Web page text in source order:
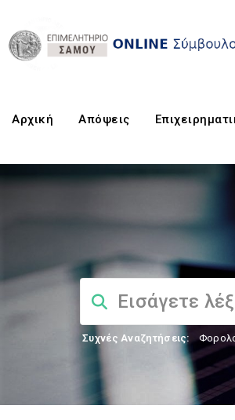
Αρχική Aπόψεις
Συχνές Αναζητήσεις: